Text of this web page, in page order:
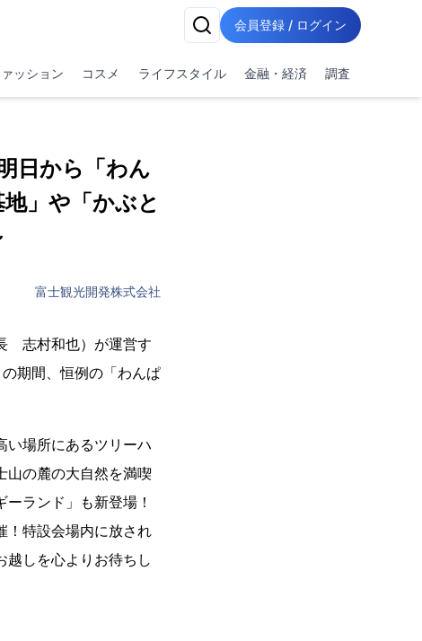
会員登録 / ログイン
ッション コスメ ライフスタイル 金融・経済 調査
日から「わん
」や「かぶと
富士観光開発株式会社
志村和也）が運営す
期間、恒例の「わんぱ
い場所にあるツリーハ
山の麓の大自然を満喫
ランド」も新登場！
！特設会場内に放され
越しを心よりお待ちし